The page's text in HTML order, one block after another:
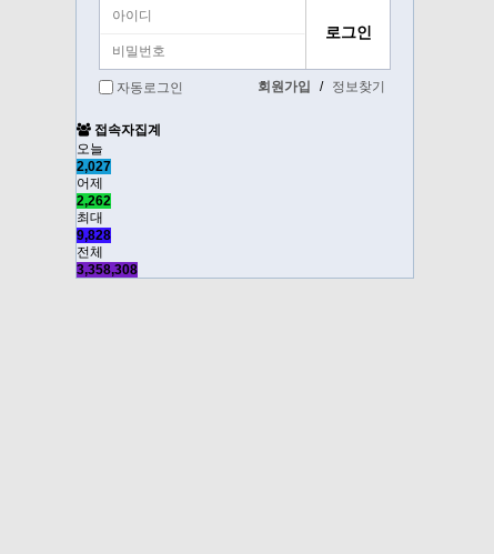
자동로그인 회원가입 / 정보찾기
접속자집계
오늘
2,027
어제
2,262
최대
9,828
전체
3,358,308